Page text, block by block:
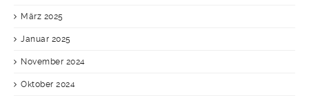
März 2025
Januar 2025
November 2024
Oktober 2024